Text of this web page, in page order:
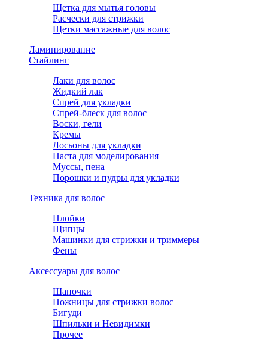
Щетка для мытья головы
Расчески для стрижки
Щетки массажные для волос
Ламинирование
Стайлинг
Лаки для волос
Жидкий лак
Спрей для укладки
Спрей-блеск для волос
Воски, гели
Кремы
Лосьоны для укладки
Паста для моделирования
Муссы, пена
Порошки и пудры для укладки
Техника для волос
Плойки
Щипцы
Машинки для стрижки и триммеры
Фены
Аксессуары для волос
Шапочки
Ножницы для стрижки волос
Бигуди
Шпильки и Невидимки
Прочее